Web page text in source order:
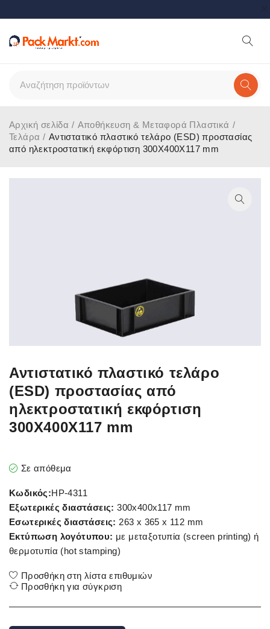
Αρχική σελίδα / Αποθήκευση & Μεταφορά Πλαστικά /
Τελάρα / Αντιστατικό πλαστικό τελάρο (ESD) προστασίας
από ηλεκτροστατική εκφόρτιση 300X400X117 mm
Αντιστατικό πλαστικό τελάρο
(ESD) προστασίας από
ηλεκτροστατική εκφόρτιση
300X400X117 mm
Σε απόθεμα
Κωδικός:HP-4311
Εξωτερικές διαστάσεις:300x400x117 mm
Εσωτερικές διαστάσεις: 263 x 365 x 112 mm
Εκτύπωση λογότυπου: με μεταξοτυπία (screen printing) ή
θερμοτυπία (hot stamping)
Προσθήκη στη λίστα επιθυμιών
Προσθήκη για σύγκριση